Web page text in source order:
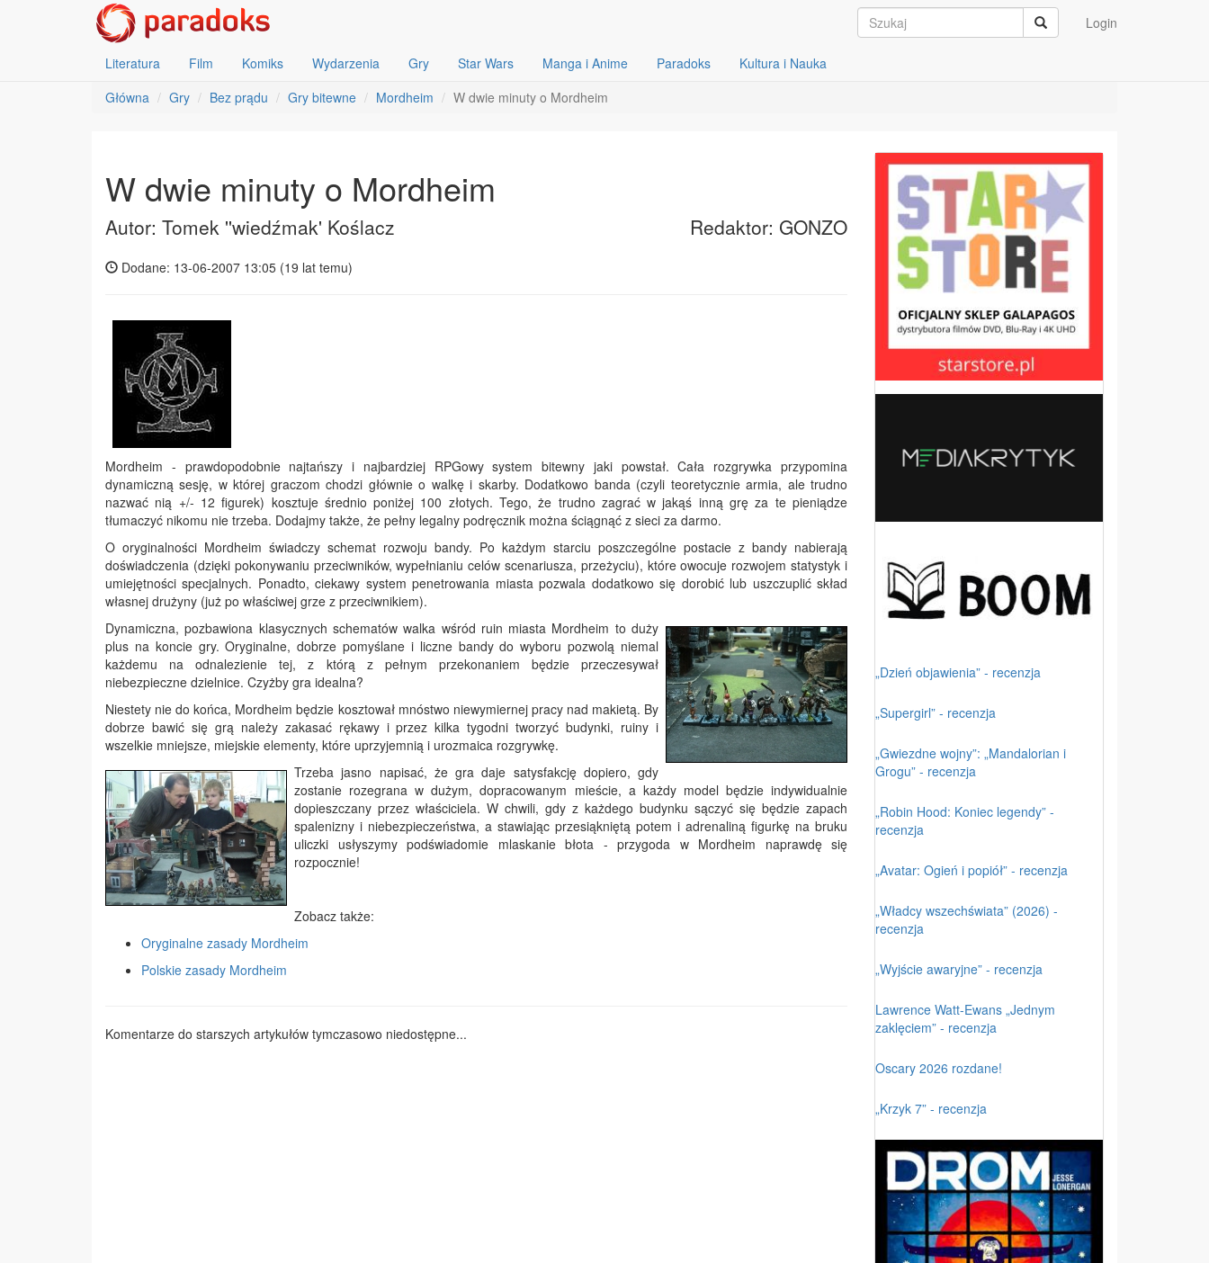
Login
Literatura Film Komiks Wydarzenia Gry Star Wars Manga i Anime Paradoks
Kultura i Nauka
Główna
Gry Bez prądu Gry bitewne Mordheim W dwie minuty o Mordheim
W dwie minuty o Mordheim
Autor: Tomek ''wiedźmak' Koślacz Redaktor: GONZO
Dodane: 13-06-2007 13:05 (19 lat temu)
Mordheim - prawdopodobnie najtańszy i najbardziej RPGowy system bitewny jaki powstał. Cała rozgrywka przypomina
dynamiczną sesję, w której graczom chodzi głównie o walkę i skarby. Dodatkowo banda (czyli teoretycznie armia, ale trudno
nazwać nią +/- 12 figurek) kosztuje średnio poniżej 100 złotych. Tego, że trudno zagrać w jakąś inną grę za te pieniądze
tłumaczyć nikomu nie trzeba. Dodajmy także, że pełny legalny podręcznik można ściągnąć z sieci za darmo.
O oryginalności Mordheim świadczy schemat rozwoju bandy. Po każdym starciu poszczególne postacie z bandy nabierają
doświadczenia (dzięki pokonywaniu przeciwników, wypełnianiu celów scenariusza, przeżyciu), które owocuje rozwojem statystyk i
umiejętności specjalnych. Ponadto, ciekawy system penetrowania miasta pozwala dodatkowo się dorobić lub uszczuplić skład
własnej drużyny (już po właściwej grze z przeciwnikiem).
Dynamiczna, pozbawiona klasycznych schematów walka wśród ruin miasta Mordheim to duży
plus na koncie gry. Oryginalne, dobrze pomyślane i liczne bandy do wyboru pozwolą niemal
każdemu na odnalezienie tej, z którą z pełnym przekonaniem będzie przeczesywał
niebezpieczne dzielnice. Czyżby gra idealna?
Niestety nie do końca, Mordheim będzie kosztował mnóstwo niewymiernej pracy nad makietą. By
dobrze bawić się grą należy zakasać rękawy i przez kilka tygodni tworzyć budynki, ruiny i
wszelkie mniejsze, miejskie elementy, które uprzyjemnią i urozmaica rozgrywkę.
Trzeba jasno napisać, że gra daje satysfakcję dopiero, gdy
zostanie rozegrana w dużym, dopracowanym mieście, a każdy model będzie indywidualnie
dopieszczany przez właściciela. W chwili, gdy z każdego budynku sączyć się będzie zapach
spalenizny i niebezpieczeństwa, a stawiając przesiąkniętą potem i adrenaliną figurkę na bruku
uliczki usłyszymy podświadomie mlaskanie błota - przygoda w Mordheim naprawdę się
rozpocznie!
Zobacz także:
Oryginalne zasady Mordheim
Polskie zasady Mordheim
Komentarze do starszych artykułów tymczasowo niedostępne...
„Dzień objawienia” - recenzja
„Supergirl” - recenzja
„Gwiezdne wojny”: „Mandalorian i
Grogu” - recenzja
„Robin Hood: Koniec legendy” -
recenzja
„Avatar: Ogień i popiół” - recenzja
„Władcy wszechświata” (2026) -
recenzja
„Wyjście awaryjne” - recenzja
Lawrence Watt-Ewans „Jednym
zaklęciem” - recenzja
Oscary 2026 rozdane!
„Krzyk 7” - recenzja